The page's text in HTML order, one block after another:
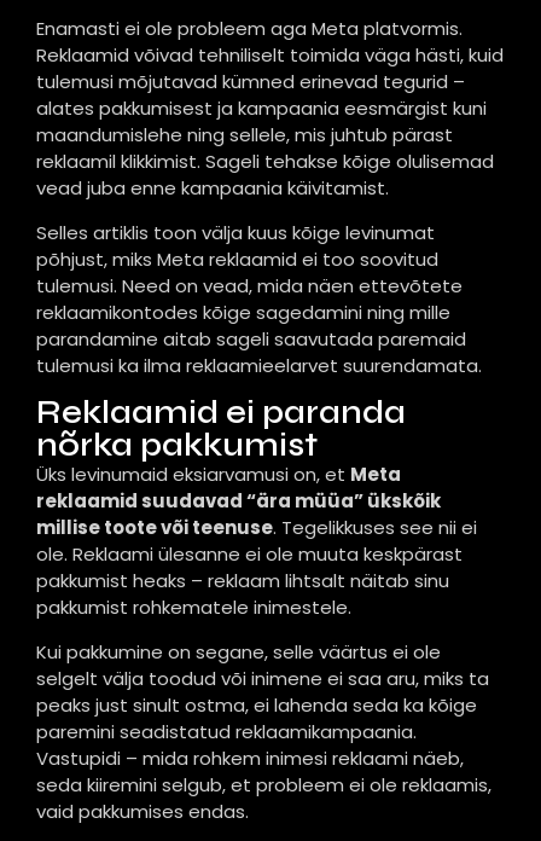
Enamasti ei ole probleem aga Meta platvormis.
Reklaamid võivad tehniliselt toimida väga hästi, kuid
tulemusi mõjutavad kümned erinevad tegurid –
alates pakkumisest ja kampaania eesmärgist kuni
maandumislehe ning sellele, mis juhtub pärast
reklaamil klikkimist. Sageli tehakse kõige olulisemad
vead juba enne kampaania käivitamist.
Selles artiklis toon välja kuus kõige levinumat
põhjust, miks Meta reklaamid ei too soovitud
tulemusi. Need on vead, mida näen ettevõtete
reklaamikontodes kõige sagedamini ning mille
parandamine aitab sageli saavutada paremaid
tulemusi ka ilma reklaamieelarvet suurendamata.
Reklaamid ei paranda
nõrka pakkumist
Üks levinumaid eksiarvamusi on, et Meta
reklaamid suudavad “ära müüa” ükskõik
millise toote või teenuse. Tegelikkuses see nii ei
ole. Reklaami ülesanne ei ole muuta keskpärast
pakkumist heaks – reklaam lihtsalt näitab sinu
pakkumist rohkematele inimestele.
Kui pakkumine on segane, selle väärtus ei ole
selgelt välja toodud või inimene ei saa aru, miks ta
peaks just sinult ostma, ei lahenda seda ka kõige
paremini seadistatud reklaamikampaania.
Vastupidi – mida rohkem inimesi reklaami näeb,
seda kiiremini selgub, et probleem ei ole reklaamis,
vaid pakkumises endas.